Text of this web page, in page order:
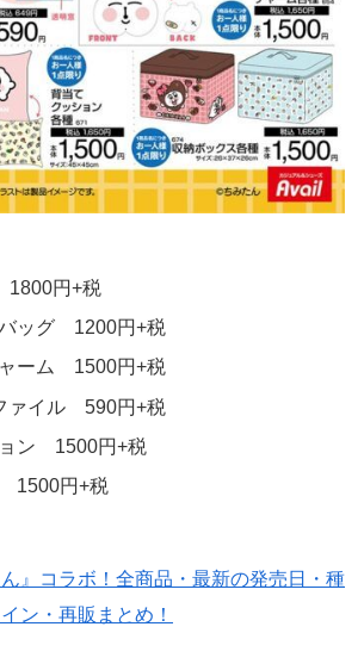
円+税
ッグ 1200円+税
ーム 1500円+税
ァイル 590円+税
ン 1500円+税
1500円+税
』コラボ！全商品・最新の発売日・種
ン・再販まとめ！